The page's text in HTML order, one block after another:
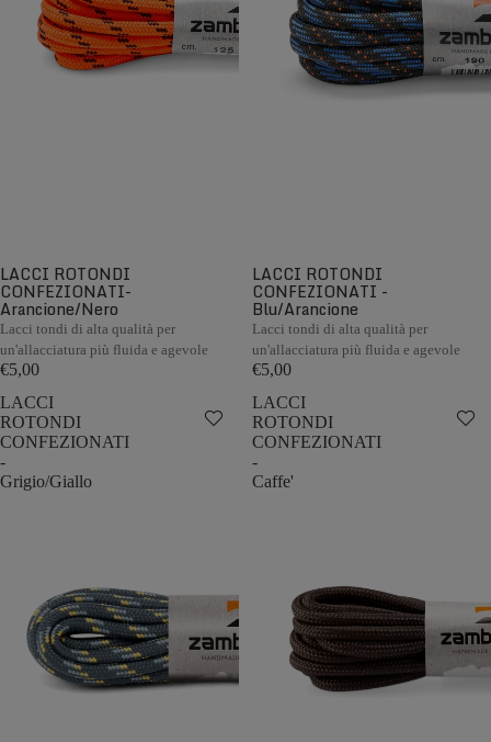
LACCI ROTONDI
CONFEZIONATI-
Arancione/Nero
Lacci tondi di alta qualità per
un'allacciatura più fluida e agevole
€5,00
LACCI ROTONDI
CONFEZIONATI -
Blu/Arancione
Lacci tondi di alta qualità per
un'allacciatura più fluida e agevole
€5,00
LACCI
ROTONDI
CONFEZIONATI
-
Grigio/Giallo
LACCI
ROTONDI
CONFEZIONATI
-
Caffe'